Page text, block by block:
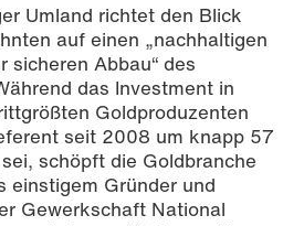
Umland richtet den Blick
auf einen „nachhaltigen
sicheren Abbau“ des
das Investment in
Goldproduzenten
seit 2008 um knapp 57
schöpft die Goldbranche
einstigem Gründer und
Gewerkschaft National